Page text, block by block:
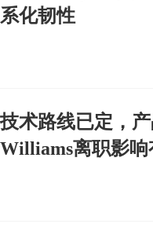
系化韧性
技术路线已定，
Williams离职影响